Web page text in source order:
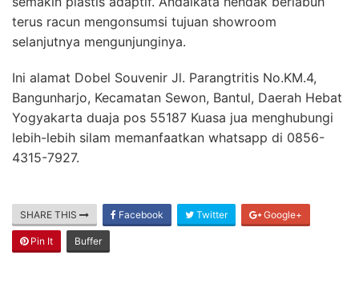
terus racun mengonsumsi tujuan showroom
selanjutnya mengunjunginya.
Ini alamat Dobel Souvenir Jl. Parangtritis No.KM.4,
Bangunharjo, Kecamatan Sewon, Bantul, Daerah Hebat
Yogyakarta duaja pos 55187 Kuasa jua menghubungi
lebih-lebih silam memanfaatkan whatsapp di 0856-
4315-7927.
SHARE THIS Facebook Twitter Google+
Pin It Buffer